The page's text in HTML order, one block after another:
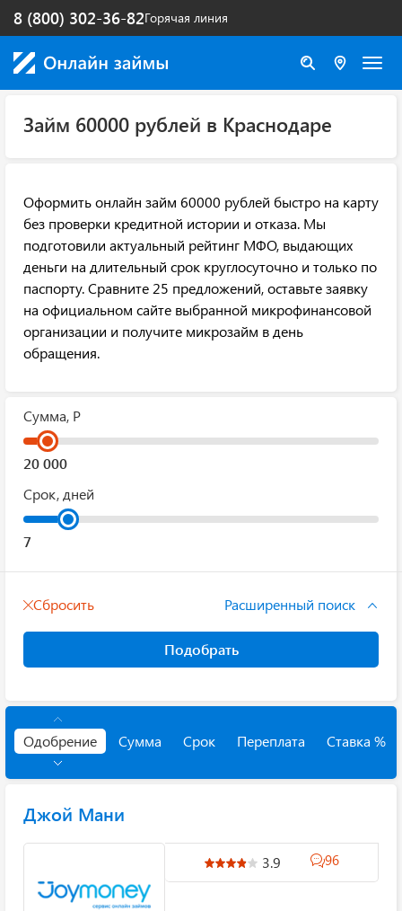
Горячая линия
8 (800) 302-36-82
Займ 60000 рублей в Краснодаре
Оформить онлайн займ 60000 рублей быстро на карту
без проверки кредитной истории и отказа. Мы
подготовили актуальный рейтинг МФО, выдающих
деньги на длительный срок круглосуточно и только по
паспорту. Сравните 25 предложений, оставьте заявку
на официальном сайте выбранной микрофинансовой
организации и получите микрозайм в день
обращения.
Сумма, Р
Срок, дней
Сбросить Расширенный поиск
Подобрать
Одобрение Сумма Срок Переплата Ставка %
Джой Мани
3.9 96